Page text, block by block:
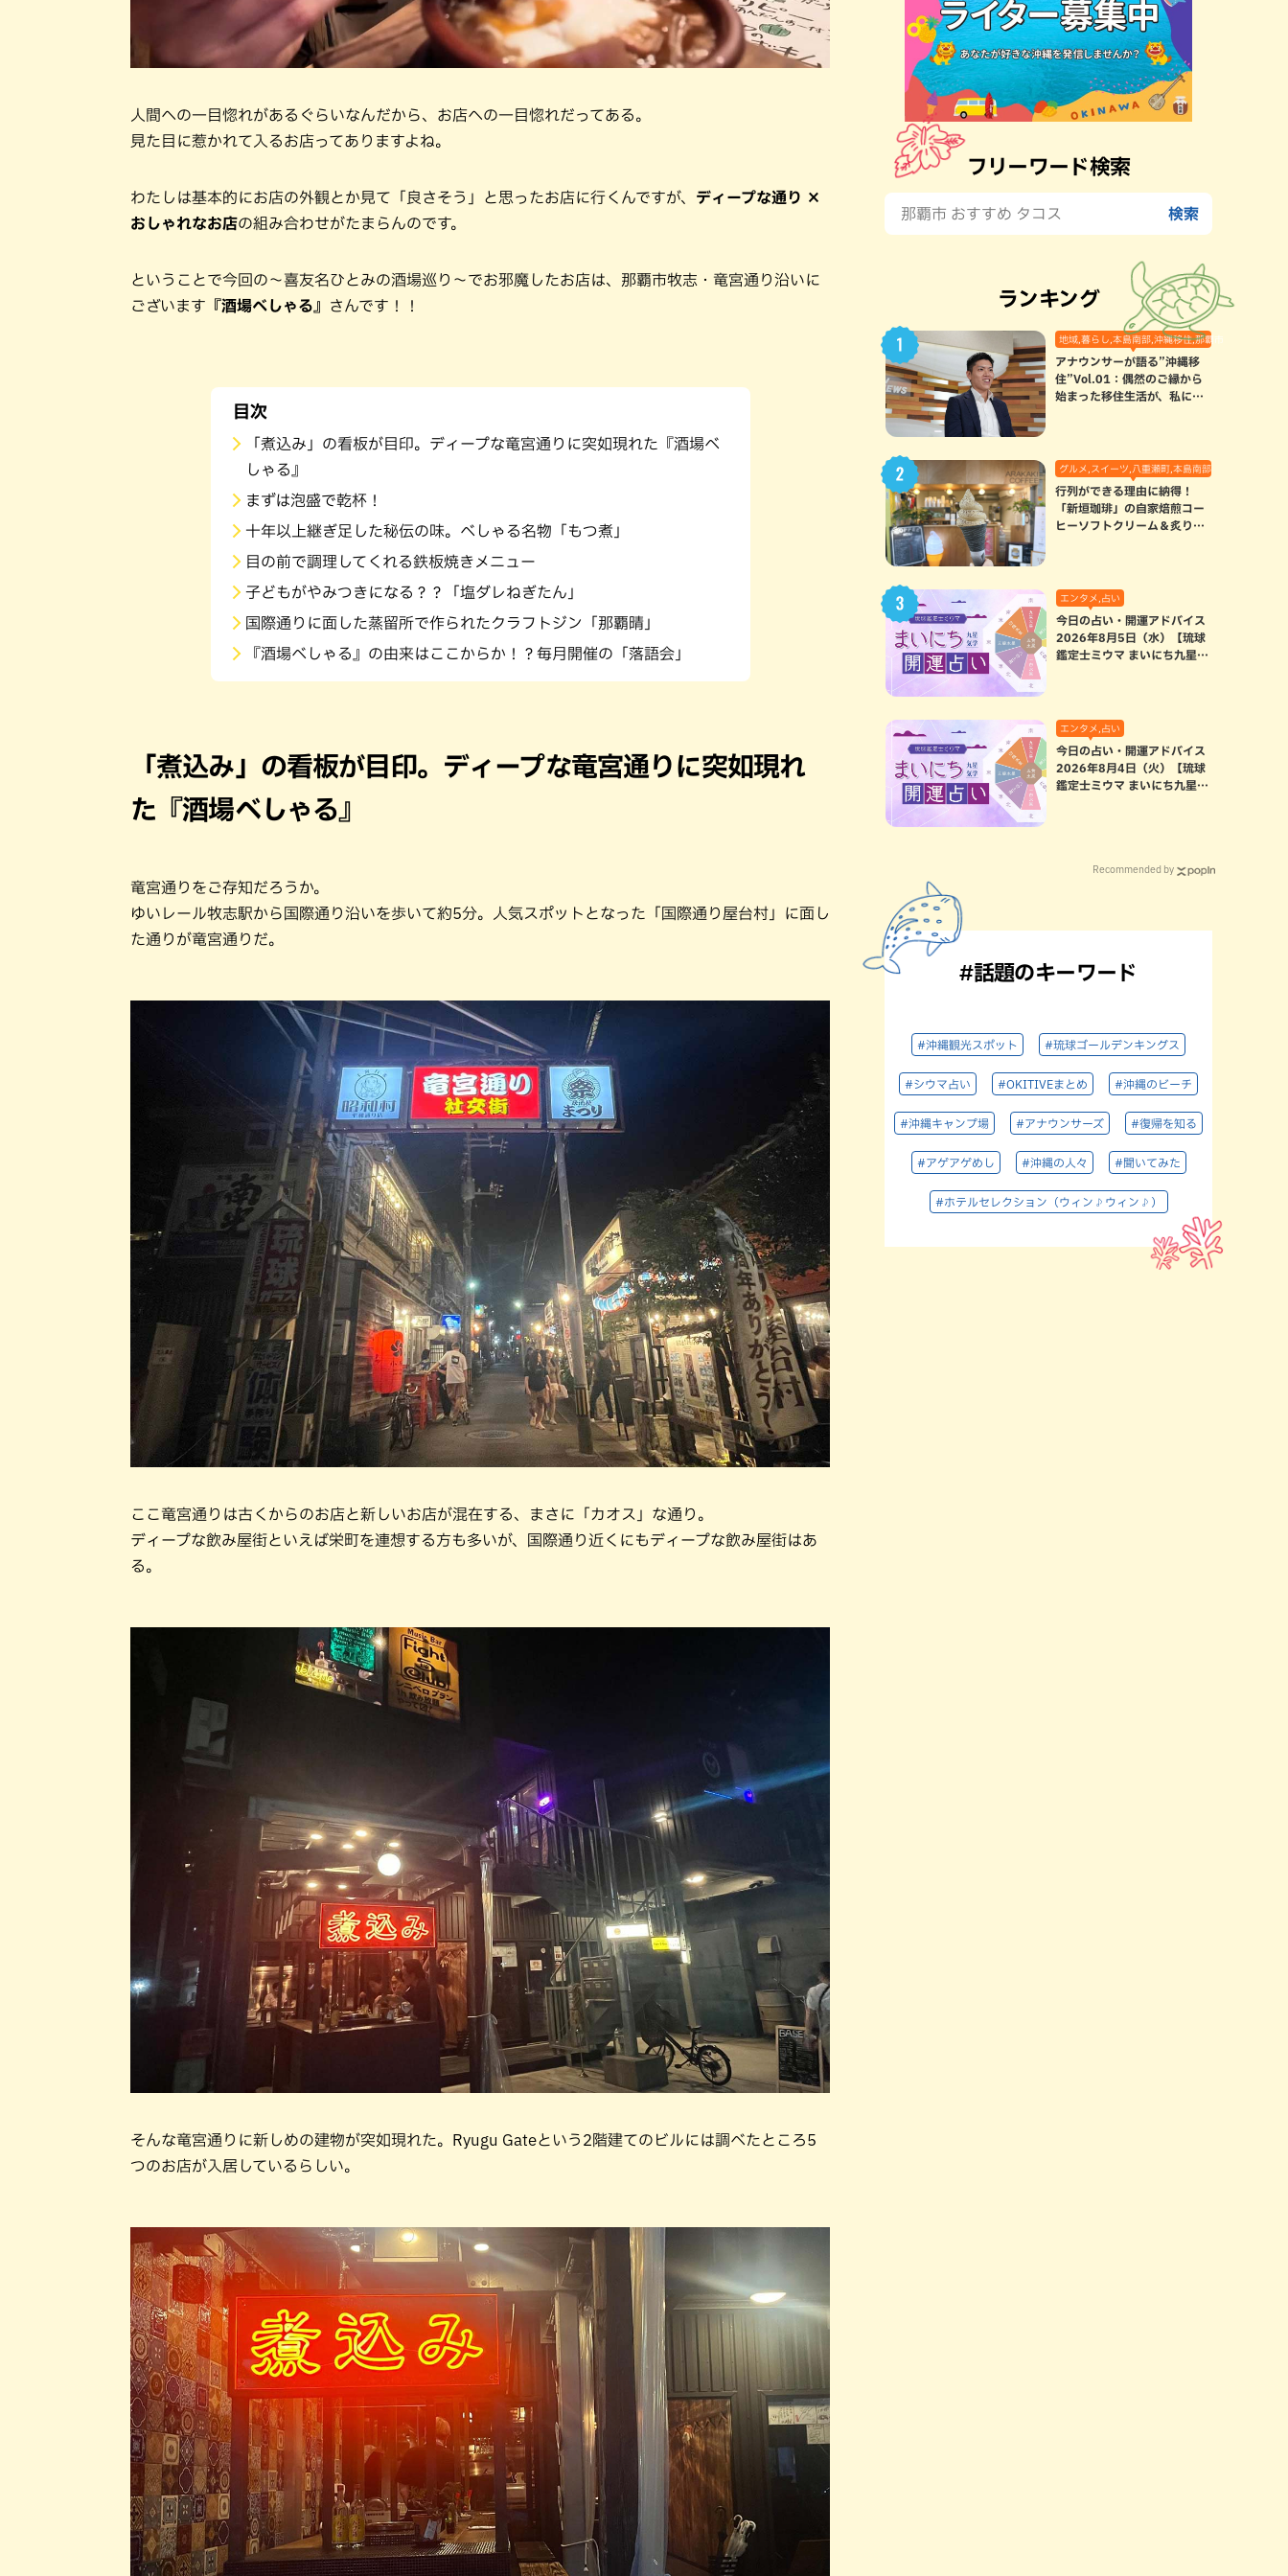
人間への一目惚れがあるぐらいなんだから、お店への一目惚れだってある。
見た目に惹かれて入るお店ってありますよね。
わたしは基本的にお店の外観とか見て「良さそう」と思ったお店に行くんですが、 ディープな通り ×
おしゃれなお店の組み合わせがたまらんのです。
ということで今回の〜喜友名ひとみの酒場巡り〜でお邪魔したお店は、那覇市牧志・竜宮通り沿いに
ございます 『酒場べしゃる』 さんです！！
目次
「煮込み」の看板が目印。ディープな竜宮通りに突如現れた『酒場べ
しゃる』
まずは泡盛で乾杯！
十年以上継ぎ足した秘伝の味。べしゃる名物「もつ煮」
目の前で調理してくれる鉄板焼きメニュー
子どもがやみつきになる？？「塩ダレねぎたん」
国際通りに面した蒸留所で作られたクラフトジン「那覇晴」
『酒場べしゃる』の由来はここからか！？毎月開催の「落語会」
「煮込み」の看板が目印。ディープな竜宮通りに突如現れ
た『酒場べしゃる』
竜宮通りをご存知だろうか。
ゆいレール牧志駅から国際通り沿いを歩いて約5分。人気スポットとなった「国際通り屋台村」に面し
た通りが竜宮通りだ。
ここ竜宮通りは古くからのお店と新しいお店が混在する、まさに「カオス」な通り。
ディープな飲み屋街といえば栄町を連想する方も多いが、国際通り近くにもディープな飲み屋街はあ
る。
そんな竜宮通りに新しめの建物が突如現れた。Ryugu Gateという2階建てのビルには調べたところ5
つのお店が入居しているらしい。
フリーワード検索
ランキング
地域,暮らし,本島南部,沖縄移住,那覇市
アナウンサーが語る”沖縄移
住”Vol.01：偶然のご縁から
始まった移住生活が、私にと
グルメ,スイーツ,八重瀬町,本島南部
行列ができる理由に納得！
「新垣珈琲」の自家焙煎コー
ヒーソフトクリーム＆炙りマ
エンタメ,占い
今日の占い・開運アドバイス
2026年8月5日（水）【琉球
鑑定士ミウマ まいにち九星気
エンタメ,占い
今日の占い・開運アドバイス
2026年8月4日（火）【琉球
鑑定士ミウマ まいにち九星気
Recommended by
#話題のキーワード
#沖縄観光スポット #琉球ゴールデンキングス
#シウマ占い #OKITIVEまとめ #沖縄のビーチ
#沖縄キャンプ場 #アナウンサーズ #復帰を知る
#アゲアゲめし #沖縄の人々 #聞いてみた
#ホテルセレクション（ウィン♪ウィン♪）